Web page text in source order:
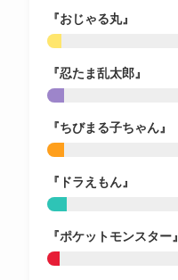
『おじゃる丸』
『忍たま乱太郎』
『ちびまる子ちゃん』
『ドラえもん』
『ポケットモンスター』